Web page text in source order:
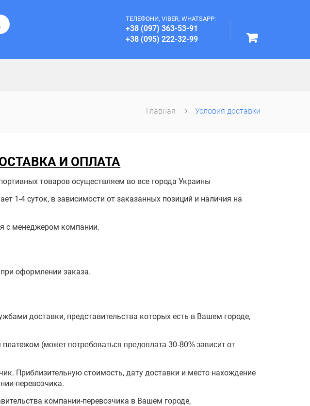
ТЕЛЕФОНИ, VIBER, WHATSAPP:
+38 (097) 363-53-91
+38 (095) 222-32-99
Главная Условия доставки
И ОПЛАТА
товаров осуществляем во все города Украины
1-4 суток, в зависимости от заказанных позиций и наличия на
с менеджером компании.
оформлении заказа.
доставки, представительства которых есть в Вашем городе,
платежом (может потребоваться предоплата 30-80% зависит от
Приблизительную стоимость, дату доставки и место нахождение
перевозчика.
компании-перевозчика в Вашем городе,